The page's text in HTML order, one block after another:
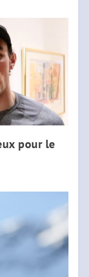
pour le